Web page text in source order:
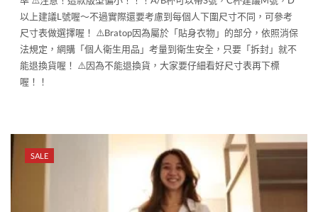
以上建議L號喔～不過實際還要考慮到每個人下圍尺寸不同，可參考
尺寸表做選擇喔！ ⚠️Bratop因為屬於「貼身衣物」的部分，依照消保
法規定，網購「個人衛生用品」考量到衛生安全，只要「拆封」就不
能退換貨喔！ ⚠️因為不能退換貨，大家要仔細看好尺寸表再下標
喔！！
SALE